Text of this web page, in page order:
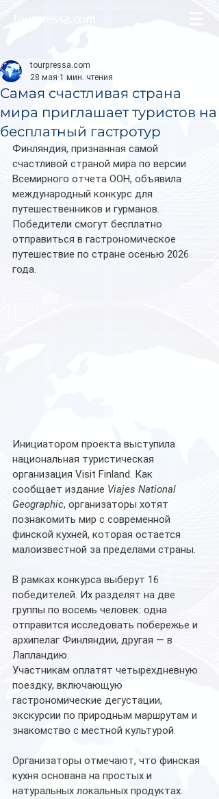
Самая счастливая страна
мира приглашает туристов на
бесплатный гастротур
tourpressa.com
28 мая 1 мин. чтения
Финляндия, признанная самой
счастливой страной мира по версии
Всемирного отчета ООН, объявила
международный конкурс для
путешественников и гурманов.
Победители смогут бесплатно
отправиться в гастрономическое
путешествие по стране осенью 2026
года.
Инициатором проекта выступила
национальная туристическая
организация Visit Finland. Как
сообщает издание Viajes National
Geographic, организаторы хотят
познакомить мир с современной
финской кухней, которая остается
малоизвестной за пределами страны.
В рамках конкурса выберут 16
победителей. Их разделят на две
группы по восемь человек: одна
отправится исследовать побережье и
архипелаг Финляндии, другая — в
Лапландию.
Участникам оплатят четырехдневную
поездку, включающую
гастрономические дегустации,
экскурсии по природным маршрутам и
знакомство с местной культурой.
Организаторы отмечают, что финская
кухня основана на простых и
натуральных локальных продуктах.